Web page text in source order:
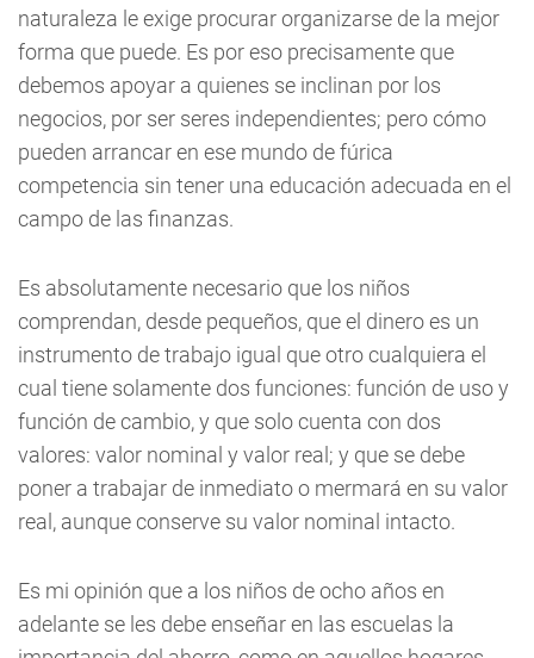
naturaleza le exige procurar organizarse de la mejor
forma que puede. Es por eso precisamente que
debemos apoyar a quienes se inclinan por los
negocios, por ser seres independientes; pero cómo
pueden arrancar en ese mundo de fúrica
competencia sin tener una educación adecuada en el
campo de las finanzas.
Es absolutamente necesario que los niños
comprendan, desde pequeños, que el dinero es un
instrumento de trabajo igual que otro cualquiera el
cual tiene solamente dos funciones: función de uso y
función de cambio, y que solo cuenta con dos
valores: valor nominal y valor real; y que se debe
poner a trabajar de inmediato o mermará en su valor
real, aunque conserve su valor nominal intacto.
Es mi opinión que a los niños de ocho años en
adelante se les debe enseñar en las escuelas la